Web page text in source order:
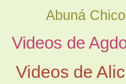
Abuná Chico
Videos de
Videos de